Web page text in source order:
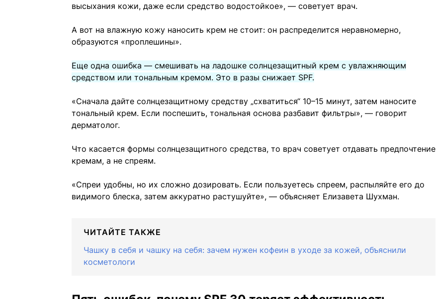
высыхания кожи, даже если средство водостойкое», — советует врач.
А вот на влажную кожу наносить крем не стоит: он распределится неравномерно,
образуются «проплешины».
Еще одна ошибка — смешивать на ладошке солнцезащитный крем с увлажняющим
средством или тональным кремом. Это в разы снижает SPF.
«Сначала дайте солнцезащитному средству „схватиться“ 10–15 минут, затем наносите
тональный крем. Если поспешить, тональная основа разбавит фильтры», — говорит
дерматолог.
Что касается формы солнцезащитного средства, то врач советует отдавать предпочтение
кремам, а не спреям.
«Спреи удобны, но их сложно дозировать. Если пользуетесь спреем, распыляйте его до
видимого блеска, затем аккуратно растушуйте», — объясняет Елизавета Шухман.
ЧИТАЙТЕ ТАКЖЕ
Чашку в себя и чашку на себя: зачем нужен кофеин в уходе за кожей, объяснили
косметологи